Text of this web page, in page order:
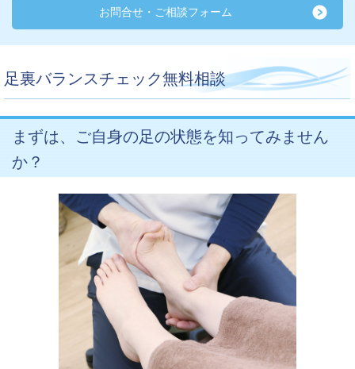
お問合せ・ご相談フォーム
足裏バランスチェック無料相談
まずは、ご自身の足の状態を知ってみません
か？